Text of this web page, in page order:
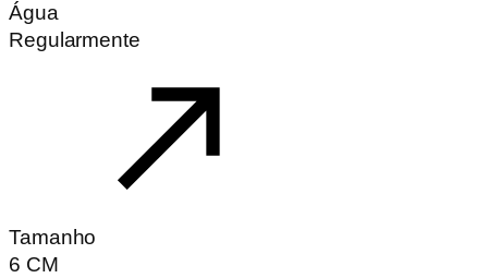
Água
Regularmente
Tamanho
6 CM